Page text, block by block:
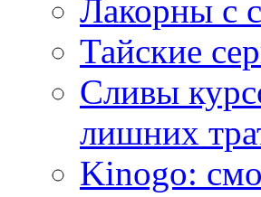
Лакорны с
Тайские
Сливы
лишних
Kinogo: